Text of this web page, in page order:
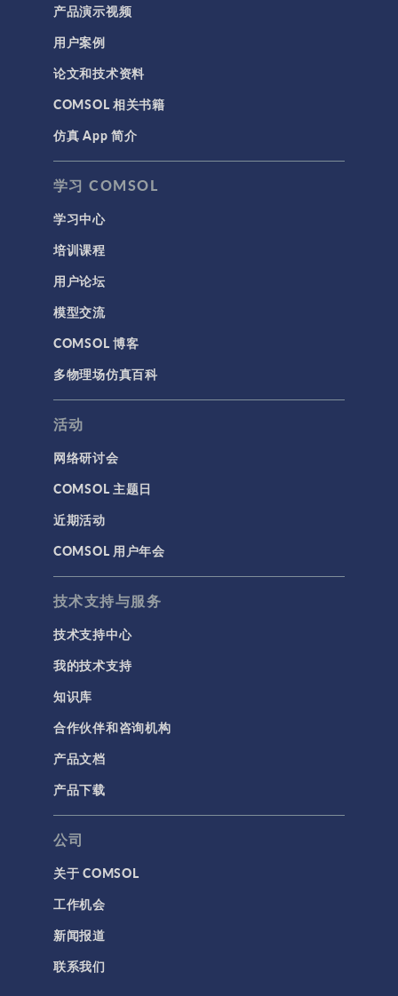
产品演示视频
用户案例
论文和技术资料
COMSOL 相关书籍
仿真 App 简介
学习 COMSOL
学习中心
培训课程
用户论坛
模型交流
COMSOL 博客
多物理场仿真百科
活动
网络研讨会
COMSOL 主题日
近期活动
COMSOL 用户年会
技术支持与服务
技术支持中心
我的技术支持
知识库
合作伙伴和咨询机构
产品文档
产品下载
公司
关于 COMSOL
工作机会
新闻报道
联系我们